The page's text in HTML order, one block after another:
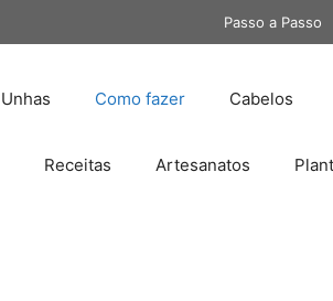
Passo a Passo
Unhas Como fazer Cabelos
Receitas Artesanatos